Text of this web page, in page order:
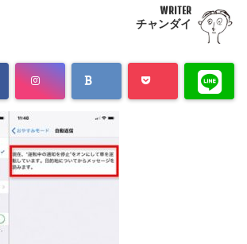
WRITER
チャンダイ